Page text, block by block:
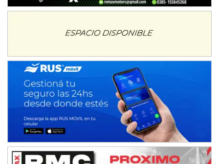
NORESTE SANTAFESINO - F6
Avellaneda (Santa Fe)
José Samuel Sánchez (Tierra)
Rufino (Santa Fe)
TUCUMANO - F5
Juan Navarro (Asfalto)
El Timbó (Tucumán)